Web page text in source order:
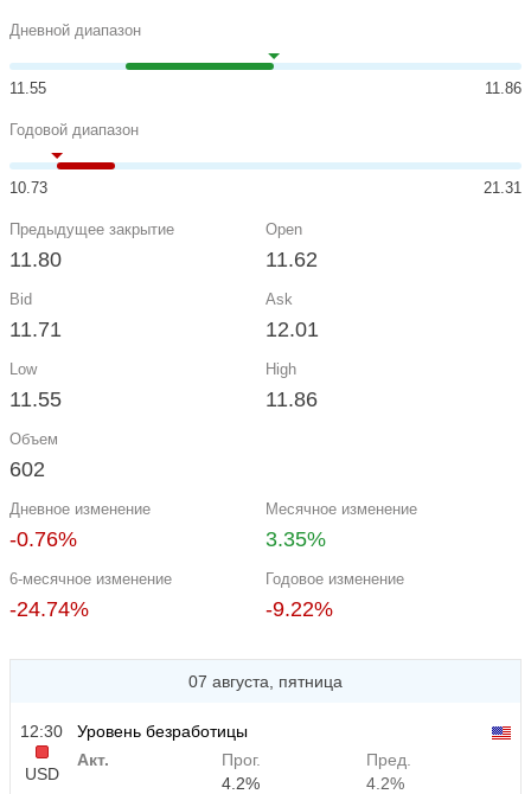
Дневной диапазон
11.55 11.86
Годовой диапазон
10.73 21.31
Предыдущее закрытие
11.80
Open
11.62
Bid
11.71
Ask
12.01
Low
11.55
High
11.86
Объем
602
Дневное изменение
-0.76%
Месячное изменение
3.35%
6-месячное изменение
-24.74%
Годовое изменение
-9.22%
07 августа, пятница
12:30
USD
Уровень безработицы
Акт.
Прог.
4.2%
Пред.
4.2%